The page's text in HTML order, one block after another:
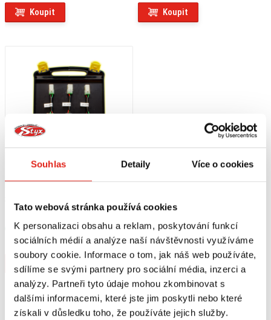
Souhlas Detaily Více o cookies
Tato webová stránka používá cookies
K personalizaci obsahu a reklam, poskytování funkcí
sociálních médií a analýze naší návštěvnosti využíváme
soubory cookie. Informace o tom, jak náš web používáte,
sdílíme se svými partnery pro sociální média, inzerci a
analýzy. Partneři tyto údaje mohou zkombinovat s
dalšími informacemi, které jste jim poskytli nebo které
získali v důsledku toho, že používáte jejich služby.
jako jsou otáčky, palivová směs a další faktory ovlivňující výkon a efektivitu
jízdy. S těmito nástroji máte plnou kontrolu nad výkonem svého motocyklu.
VYBRAT PRO SVŮJ MOTOCYKL?
Pro optimální výsledky je důležité vybrat nástroj, který je kompatibilní se
značkou vašeho motocyklu. Naše nabídka zahrnuje přístroje přizpůsobené
pro značky jako Honda, Suzuki a Kawasaki, čímž zajistíte, že diagnostika
bude přesná a efektivní. Investováním do správného diagnostického nástroje
zajistíte nejen funkčnost svého motocyklu, ale i jeho dlouhodobou
Koupit Koupit
HEALTECH DIAGNOSTIKA SUZUKI
Skladem
V 1 prodejně
Koupit
Prohlédli jste si3z3produktů